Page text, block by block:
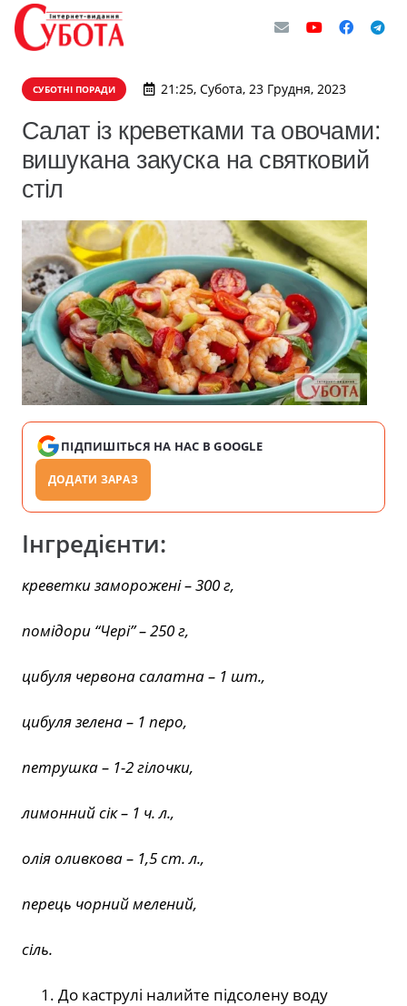
СУБОТНІ ПОРАДИ 21:25, Субота, 23 Грудня, 2023
Салат із креветками та овочами:
вишукана закуска на святковий
стіл
ПІДПИШІТЬСЯ НА НАС В GOOGLE
ДОДАТИ ЗАРАЗ
Інгредієнти:
креветки заморожені – 300 г,
помідори “Чері” – 250 г,
цибуля червона салатна – 1 шт.,
цибуля зелена – 1 перо,
петрушка – 1-2 гілочки,
лимонний сік – 1 ч. л.,
олія оливкова – 1,5 ст. л.,
перець чорний мелений,
сіль.
До каструлі налийте підсолену воду